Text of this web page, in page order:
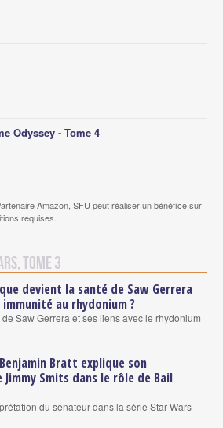
Odyssey - Tome 4
Amazon, SFU peut réaliser un bénéfice sur
requises.
Tome 3
devient la santé de Saw Gerrera
au rhydonium ?
Saw Gerrera et ses liens avec le rhydonium
Bratt explique son
Smits dans le rôle de Bail
du sénateur dans la série Star Wars